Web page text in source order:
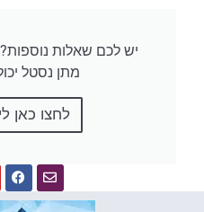
יש לכם שאלות
מתן נסטל
לחצו כאן